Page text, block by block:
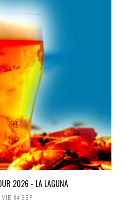
2026 - LA LAGUNA
VIE 04 SEP